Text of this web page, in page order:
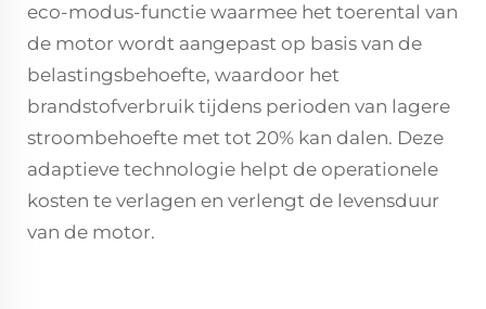
eco-modus-functie waarmee het toerental van
de motor wordt aangepast op basis van de
belastingsbehoefte, waardoor het
brandstofverbruik tijdens perioden van lagere
stroombehoefte met tot 20% kan dalen. Deze
adaptieve technologie helpt de operationele
kosten te verlagen en verlengt de levensduur
van de motor.